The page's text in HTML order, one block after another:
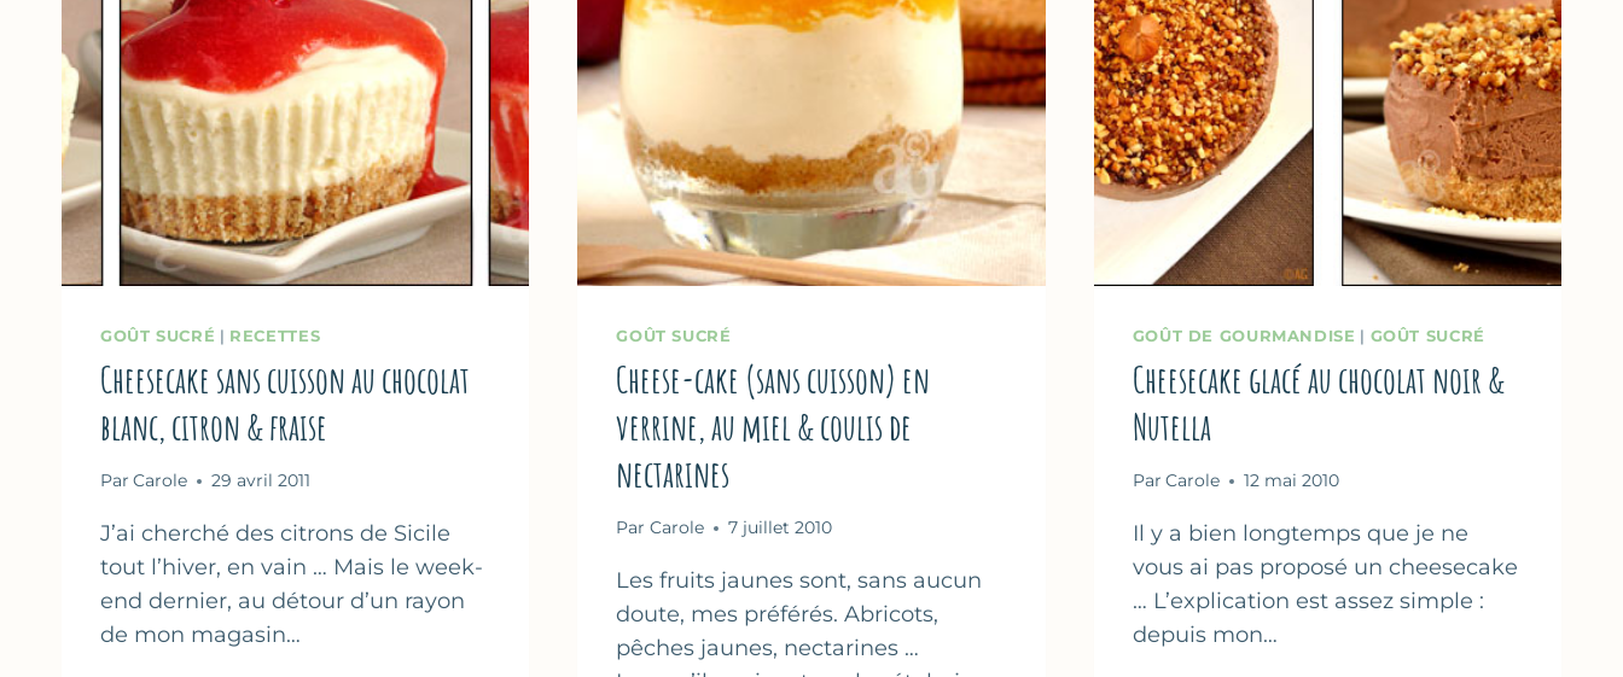
DE
KAMUT
GOÛT SUCRÉ | RECETTES
Cheesecake sans cuisson au chocolat
blanc, citron & fraise
Par Carole 29 avril 2011
J’ai cherché des citrons de Sicile
tout l’hiver, en vain … Mais le week-
end dernier, au détour d’un rayon
de mon magasin…
GOÛT SUCRÉ
Cheese-cake (sans cuisson) en
verrine, au miel & coulis de
nectarines
Par Carole 7 juillet 2010
Les fruits jaunes sont, sans aucun
doute, mes préférés. Abricots,
pêches jaunes, nectarines …
GOÛT DE GOURMANDISE | GOÛT SUCRÉ
Cheesecake glacé au chocolat noir &
Nutella
Par Carole 12 mai 2010
Il y a bien longtemps que je ne
vous ai pas proposé un cheesecake
… L’explication est assez simple :
depuis mon…